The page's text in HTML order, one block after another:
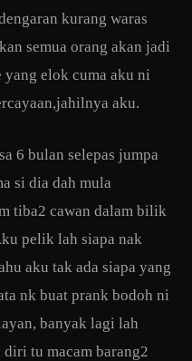
kurang waras
semua orang akan jadi
yang elok cuma aku ni
aku.
6 bulan selepas jumpa
si dia dah mula
tiba2 cawan dalam bilik
pelik lah siapa nak
aku tak ada siapa yang
nk buat prank bodoh ni
banyak lagi lah
tu macam barang2